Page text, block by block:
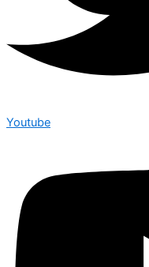
Youtube